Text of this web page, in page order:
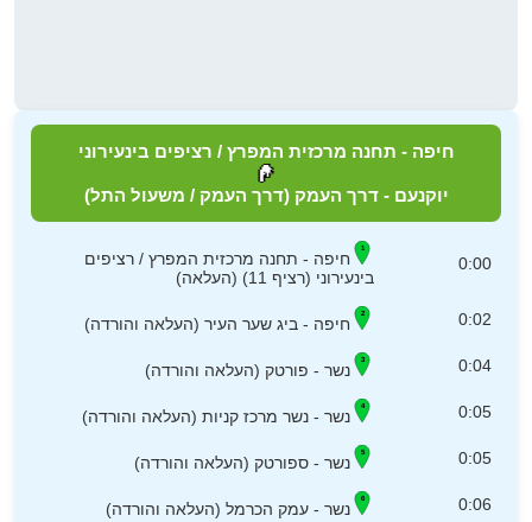
חיפה - תחנה מרכזית המפרץ / רציפים בינעירוני
יוקנעם - דרך העמק (דרך העמק / משעול התל)
0:00
חיפה - תחנה מרכזית המפרץ / רציפים
בינעירוני (רציף 11) (העלאה)
0:02 חיפה - ביג שער העיר (העלאה והורדה)
0:04 נשר - פורטק (העלאה והורדה)
0:05 נשר - נשר מרכז קניות (העלאה והורדה)
0:05 נשר - ספורטק (העלאה והורדה)
0:06 נשר - עמק הכרמל (העלאה והורדה)